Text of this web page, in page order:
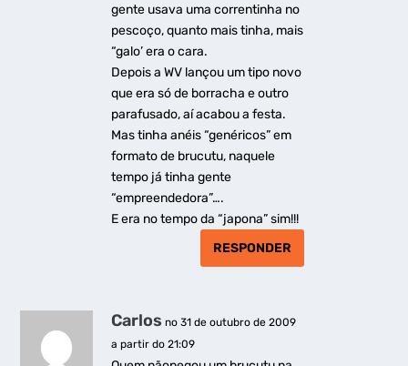
gente usava uma correntinha no
pescoço, quanto mais tinha, mais
“galo’ era o cara.
Depois a WV lançou um tipo novo
que era só de borracha e outro
parafusado, aí acabou a festa.
Mas tinha anéis “genéricos” em
formato de brucutu, naquele
tempo já tinha gente
“empreendedora”….
E era no tempo da “japona” sim!!!
RESPONDER
Carlos no 31 de outubro de 2009
a partir do 21:09